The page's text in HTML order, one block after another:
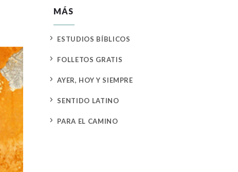
MÁS
5 ESTUDIOS BÍBLICOS
5 FOLLETOS GRATIS
5 AYER, HOY Y SIEMPRE
5 SENTIDO LATINO
5 PARA EL CAMINO